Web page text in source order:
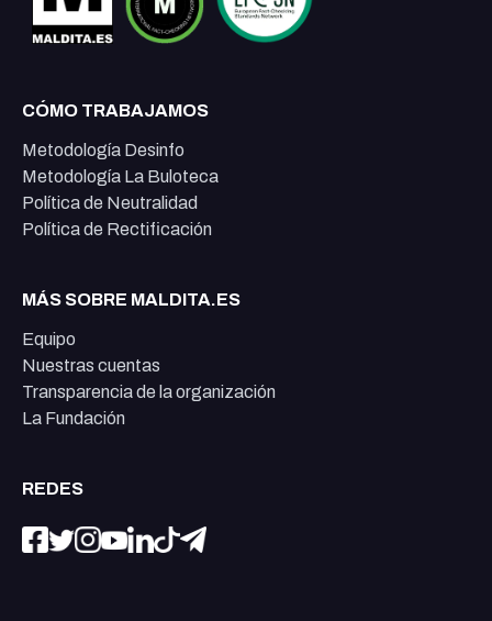
CÓMO TRABAJAMOS
Metodología Desinfo
Metodología La Buloteca
Política de Neutralidad
Política de Rectificación
MÁS SOBRE MALDITA.ES
Equipo
Nuestras cuentas
Transparencia de la organización
La Fundación
REDES